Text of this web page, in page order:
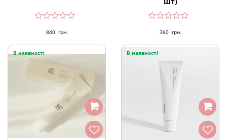
840 грн. 360 грн.
В наявності В наявності